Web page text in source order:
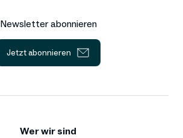
Newsletter abonnieren
Jetzt abonnieren
Wer wir sind